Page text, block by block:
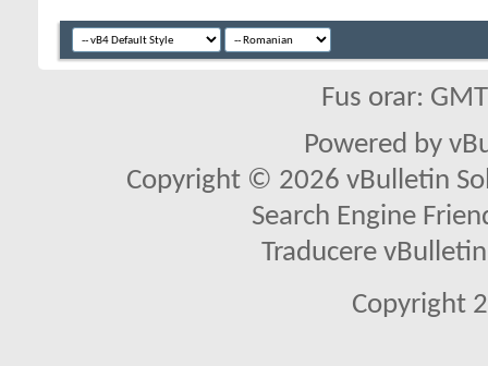
Fus orar:
Powered by
Copyright © 2026 vBulletin
Search Engine
Traducere
Copyright